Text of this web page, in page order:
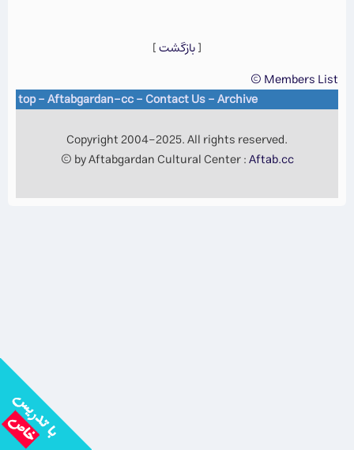
[بازگشت]
Members List ©
top-Aftabgardan-cc-Contact Us -Archive
Copyright 2004-2025. All rights reserved.
© by Aftabgardan Cultural Center :Aftab.cc